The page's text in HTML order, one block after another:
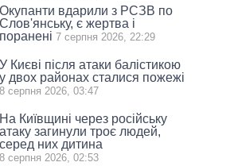
Окупанти вдарили з РСЗВ по
Слов'янську, є жертва і
поранені 7 серпня 2026, 22:29
У Києві після атаки балістикою
у двох районах сталися пожежі
8 серпня 2026, 03:47
На Київщині через російську
атаку загинули троє людей,
серед них дитина
8 серпня 2026, 02:53